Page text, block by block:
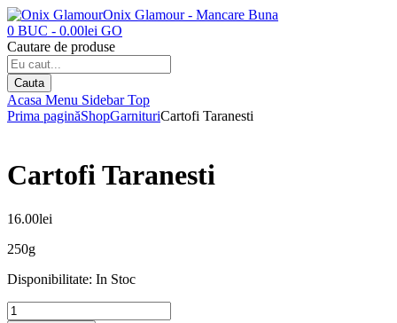
Onix Glamour - Mancare Buna
0 BUC - 0.00lei GO
Cautare de produse
Cauta
Acasa Menu Sidebar Top
Prima paginăShopGarnituriCartofi Taranesti
Cartofi Taranesti
16.00lei
250g
Disponibilitate: In Stoc